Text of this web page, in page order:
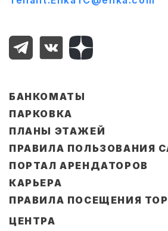
БАНКОМАТЫ
ПАРКОВКА
ПЛАНЫ ЭТАЖЕЙ
ПРАВИЛА ПОЛЬЗОВАНИЯ
ПОРТАЛ АРЕНДАТОРОВ
КАРЬЕРА
ПРАВИЛА ПОСЕЩЕНИЯ
ЦЕНТРА